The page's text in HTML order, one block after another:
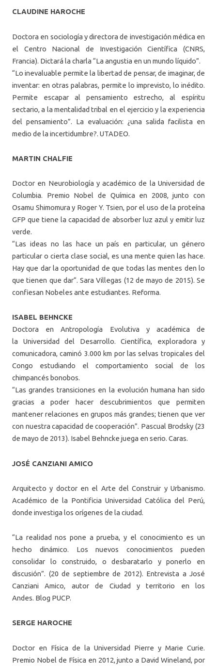
CLAUDINE HAROCHE
Doctora en sociología y directora de investigación médica en
el Centro Nacional de Investigación Científica (CNRS,
Francia). Dictará la charla “La angustia en un mundo líquido”.
“Lo inevaluable permite la libertad de pensar, de imaginar, de
inventar: en otras palabras, permite lo imprevisto, lo inédito.
Permite escapar al pensamiento estrecho, al espíritu
sectario, a la mentalidad tribal en el ejercicio y la experiencia
del pensamiento”. La evaluación: ¿una salida facilista en
medio de la incertidumbre?. UTADEO.
MARTIN CHALFIE
Doctor en Neurobiología y académico de la Universidad de
Columbia. Premio Nobel de Química en 2008, junto con
Osamu Shimomura y Roger Y. Tsien, por el uso de la proteína
GFP que tiene la capacidad de absorber luz azul y emitir luz
verde.
“Las ideas no las hace un país en particular, un género
particular o cierta clase social, es una mente quien las hace.
Hay que dar la oportunidad de que todas las mentes den lo
que tienen que dar“. Sara Villegas (12 de mayo de 2015). Se
confiesan Nobeles ante estudiantes. Reforma.
ISABEL BEHNCKE
Doctora en Antropología Evolutiva y académica de
la Universidad del Desarrollo. Científica, exploradora y
comunicadora, caminó 3.000 km por las selvas tropicales del
Congo estudiando el comportamiento social de los
chimpancés bonobos.
“Las grandes transiciones en la evolución humana han sido
gracias a poder hacer descubrimientos que permiten
mantener relaciones en grupos más grandes; tienen que ver
con nuestra capacidad de cooperación”. Pascual Brodsky (23
de mayo de 2013). Isabel Behncke juega en serio. Caras.
JOSÉ CANZIANI AMICO
Arquitecto y doctor en el Arte del Construir y Urbanismo.
Académico de la Pontificia Universidad Católica del Perú,
donde investiga los orígenes de la ciudad.
“La realidad nos pone a prueba, y el conocimiento es un
hecho dinámico. Los nuevos conocimientos pueden
consolidar lo construido, o desbaratarlo y ponerlo en
discusión”. (20 de septiembre de 2012). Entrevista a José
Canziani Amico, autor de Ciudad y territorio en los
Andes. Blog PUCP.
SERGE HAROCHE
Doctor en Física de la Universidad Pierre y Marie Curie.
Premio Nobel de Física en 2012, junto a David Wineland, por